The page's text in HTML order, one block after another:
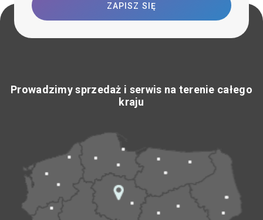
ZAPISZ SIĘ
Prowadzimy sprzedaż i serwis na terenie całego
kraju